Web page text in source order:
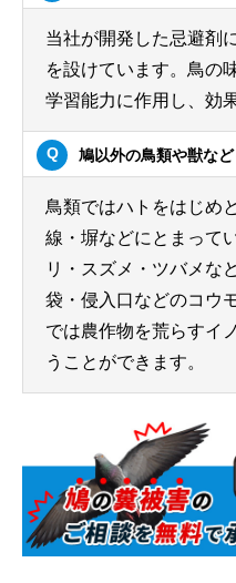
当社が開発した忌避剤
を設けています。鳥の
学習能力に作用し、効
鳩以外の鳥類や獣な
鳥類ではハトをはじめ
線・塀などにとまって
リ・スズメ・ツバメな
袋・侵入口などのコウ
では農作物を荒らすイ
うことができます。